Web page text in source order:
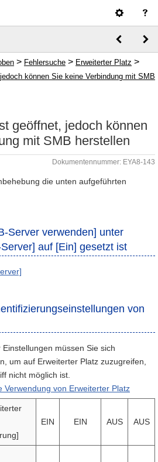
> Fehlersuche > Erweiterter Platz >
können Sie keine Verbindung mit SMB
geöffnet, jedoch können
mit SMB herstellen
Dokumentennummer: EYA8-143
die unten aufgeführten
Server verwenden] unter
auf [Ein] gesetzt ist
von
müssen Sie sich
um auf Erweiterter Platz zuzugreifen,
nicht möglich ist.
Verwendung von Erweiterter Platz
EIN EIN AUS AUS